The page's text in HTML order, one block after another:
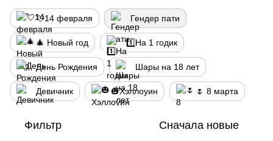
💘14 февраля Гендер пати
🎄 Новый год 1️⃣На 1 годик
День Рождения Шары на 18 лет
Девичник 🎃Хэллоуин 🌷 8 марта
Фильтр Сначала новые